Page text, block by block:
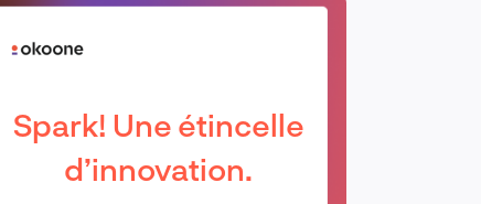
Spark! Une étincelle
d’innovation.